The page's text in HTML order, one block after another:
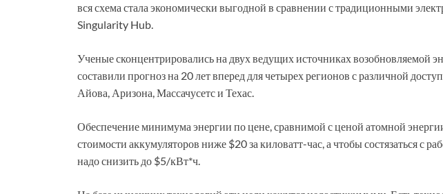
вся схема стала экономически выгодной в сравнении с традиционными
Singularity Hub.
Ученые сконцентрировались на двух ведущих источниках возобновляемой
составили прогноз на 20 лет вперед для четырех регионов с различной
Айова, Аризона, Массачусетс и Техас.
Обеспечение минимума энергии по цене, сравнимой с ценой атомной
стоимости аккумуляторов ниже $20 за киловатт-час, а чтобы состязаться с
надо снизить до $5/кВт*ч.